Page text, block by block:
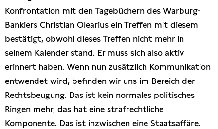
Konfrontation mit den Tagebüchern des Warburg-
Bankiers Christian Olearius ein Treffen mit diesem
bestätigt, obwohl dieses Treffen nicht mehr in
seinem Kalender stand. Er muss sich also aktiv
erinnert haben. Wenn nun zusätzlich Kommunikation
entwendet wird, befinden wir uns im Bereich der
Rechtsbeugung. Das ist kein normales politisches
Ringen mehr, das hat eine strafrechtliche
Komponente. Das ist inzwischen eine Staatsaffäre.